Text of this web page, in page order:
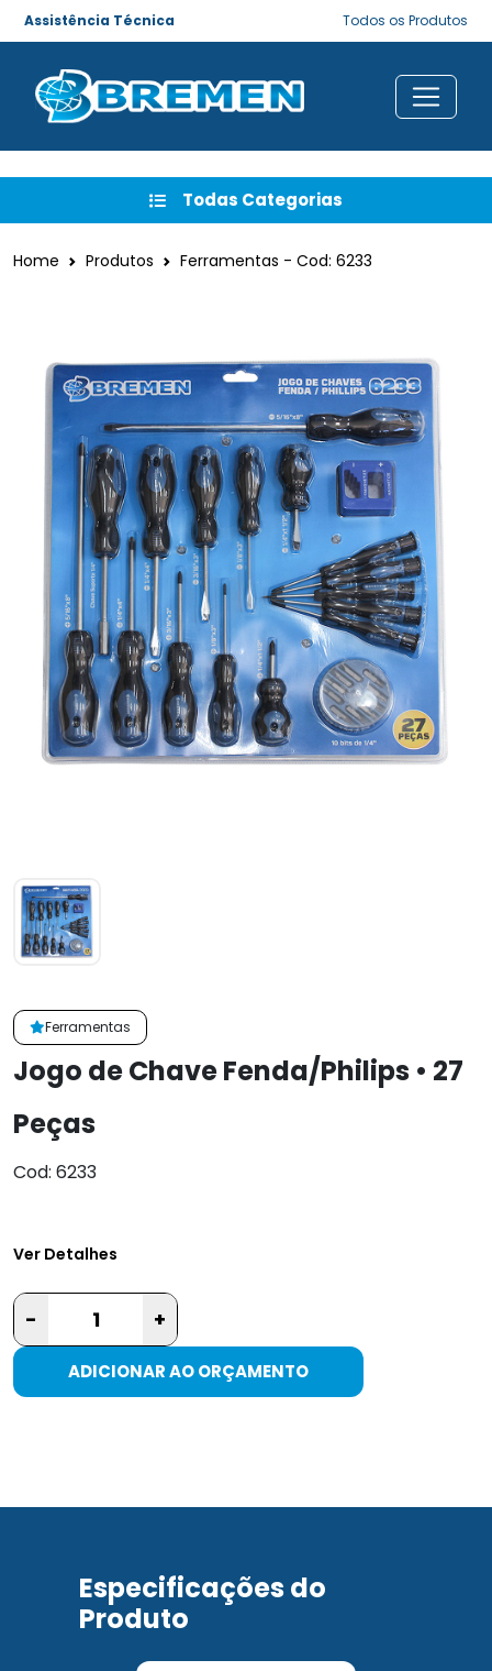
Assistência Técnica Todos os Produtos
Todas Categorias
Home Produtos Ferramentas - Cod: 6233
Ferramentas
Jogo de Chave Fenda/Philips • 27
Peças
Cod: 6233
Ver Detalhes
- +
ADICIONAR AO ORÇAMENTO
Especificações do
Produto